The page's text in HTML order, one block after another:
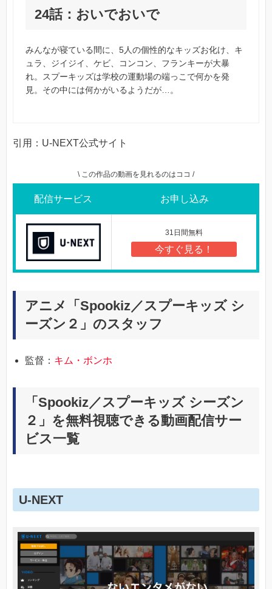
24話：おいでおいで
みんなが寝ている間に、5人の個性的なキッズお化け、キ
ュラ、ジイジイ、ケビ、コンコン、フランキーが大暴
れ。スプーキッズは学校の運動場の端っこで何かを発
見。その中には何かがいるようだが…。
引用：U-NEXT公式サイト
\ この作品の動画を見れるのはココ /
配信サービス お申し込み
31日間無料
今すぐ見る！
アニメ「Spookiz／スプーキッズ シ
ーズン２」のスタッフ
監督： キム・ボンホ
「Spookiz／スプーキッズ シーズン
２」を無料視聴できる動画配信サー
ビス一覧
U-NEXT